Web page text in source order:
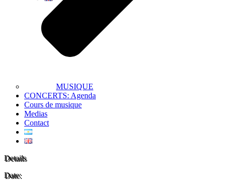
MUSIQUE
CONCERTS: Agenda
Cours de musique
Medias
Contact
Details
Date: